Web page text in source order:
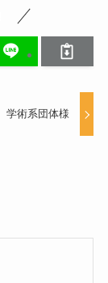
学術系団体様